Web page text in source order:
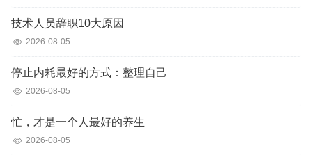
技术人员辞职10大原因
2026-08-05
停止内耗最好的方式：整理自己
2026-08-05
忙，才是一个人最好的养生
2026-08-05